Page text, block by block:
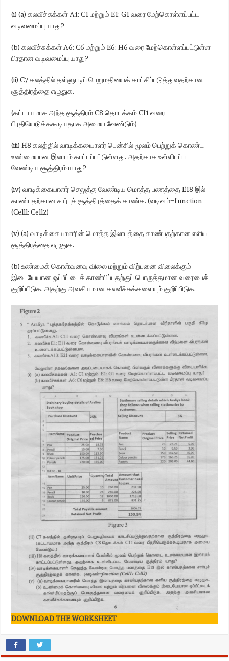
(i) (a) கலவீச்சுக்கள் A1: C1 மற்றும் E1: G1 வரை மேற்கொள்ளப்பட்ட
வடிவமைப்பு யாது?
(b) கலவீச்சுக்கள் A6: C6 மற்றும் E6: H6 வரை மேற்கொள்ளப்பட்டுள்ள
பிரதான வடிவமைப்பு யாது?
(ii) C7 கலத்தில் தள்ளுபடிப் பெறுமதியைக் காட்சிப்படுத்துவதற்கான
சூத்திரத்தை எழுதுக.
(கட்டாயமாக அந்த சூத்திரம் C8 தொடக்கம் CI1 வரை
பிரதியெடுக்ககூடியதாக அமைய வேண்டும்)
(iii) H8 கலத்தில் வாடிக்கயைாளர் பென்சில் மூலம் பெற்றுக் கொண்ட
உண்மையான இலாபம் காட்டப்பட்டுள்ளது. அதற்காக உள்ளிடப்பட
வேண்டிய சூத்திரம் யாது?
(iv) வாடிக்கையாளர் செலுத்த வேண்டிய மொத்த பணத்தை E18 இல்
காண்பதற்கான சார்புச் சூத்திரத்தைக் காண்க. (வடிவம்=function
(Celll: Cell2)
(v) (a) வாடிக்கையாளரின் மொத்த இலாபத்தை காண்பதற்கான எளிய
சூத்திரத்தை எழுதுக.
(b) உண்மைக் கொள்வனவு விலை மற்றும் விற்பனை விலைக்கும்
இடையேயான ஒப்பீட்டைக் காண்பிப்பதற்குப் பொருத்தமான வரைபைக்
குறிப்பிடுக. அதற்கு அவசியமான கலவீச்சுக்களையும் குறிப்பிடுக.
DOWNLOAD THE WORKSHEET